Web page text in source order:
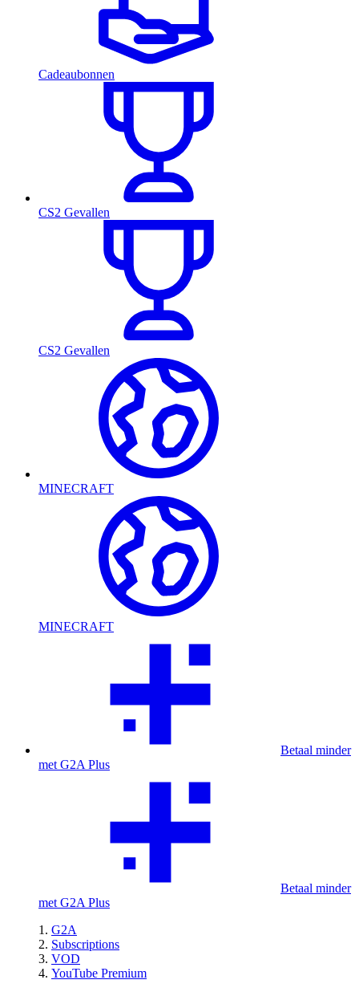
Cadeaubonnen
CS2 Gevallen
CS2 Gevallen
MINECRAFT
MINECRAFT
Betaal minder
met G2A Plus
Betaal minder
met G2A Plus
G2A
Subscriptions
VOD
YouTube Premium